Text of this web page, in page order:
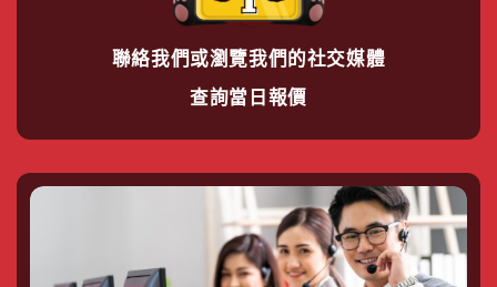
聯絡我們或瀏覽我們的社交媒體
查詢當⽇報價